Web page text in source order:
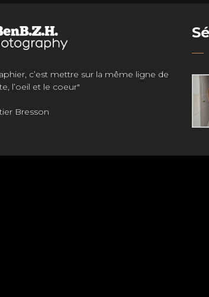
c’est mettre sur la même ligne de
l’oeil et le coeur"
Bresson